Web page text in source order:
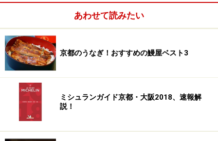
あわせて読みたい
京都のうなぎ！おすすめの鰻屋ベスト3
ミシュランガイド京都・大阪2018、速報解
説！